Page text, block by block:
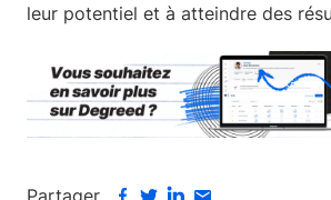
leur potentiel et à atteindre des